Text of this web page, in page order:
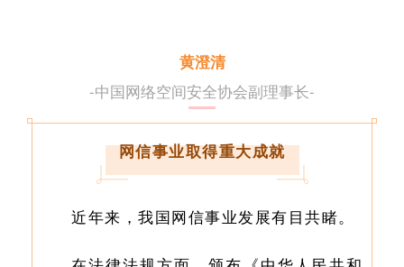
黄澄清
-中国网络空间安全协会副理事长-
网信事业取得重大成就
近年来，我国网信事业发展有目共睹。